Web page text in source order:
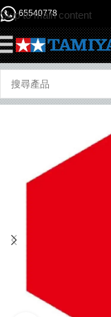
Skip to main content
65540778